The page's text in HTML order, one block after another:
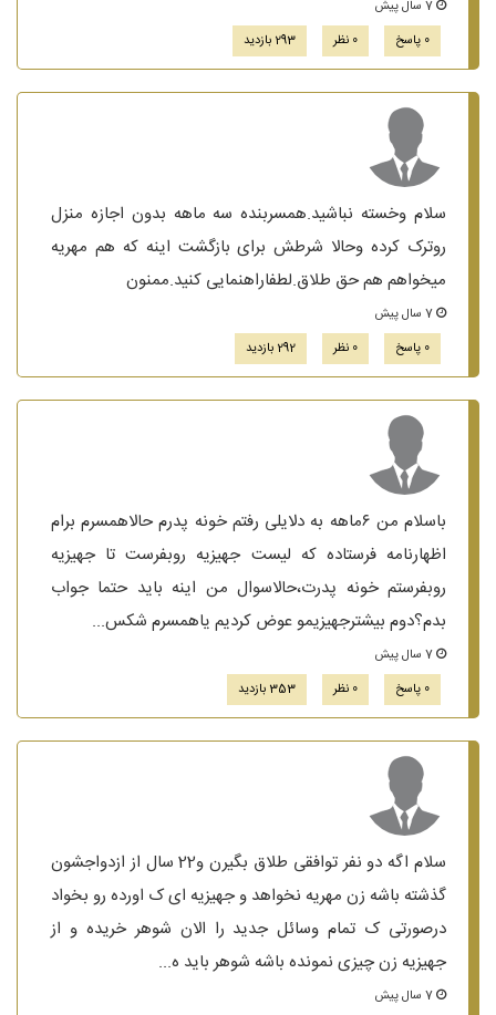
0 پاسخ
0 نظر 293 بازدید
سلام وخسته نباشید.همسربنده سه ماهه بدون اجازه منزل
روترک کرده وحالا شرطش برای بازگشت اینه که هم مهریه
میخواهم هم حق طلاق.لطفاراهنمایی کنید.ممنون
0 پاسخ
0 نظر 292 بازدید
باسلام من ۶ماهه به دلایلی رفتم خونه پدرم حالاهمسرم برام
اظهارنامه فرستاده که لیست جهیزیه روبفرست تا جهیزیه
روبفرستم خونه پدرت،حالاسوال من اینه باید حتما جواب
بدم؟دوم بیشترجهیزیمو عوض کردیم یاهمسرم شکس...
0 پاسخ
0 نظر 353 بازدید
سلام اگه دو نفر توافقی طلاق بگیرن و22 سال از ازدواجشون
گذشته باشه زن مهریه نخواهد و جهیزیه ای ک اورده رو بخواد
درصورتی ک تمام وسائل جدید را الان شوهر خریده و از
جهیزیه زن چیزی نمونده باشه شوهر باید ه...